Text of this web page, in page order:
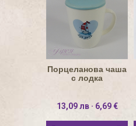
Порцеланова чаша
с лодка
13,09 лв · 6,69 €